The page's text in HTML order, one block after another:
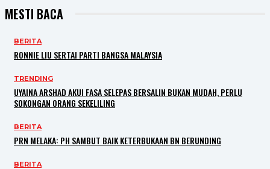
MESTI BACA
BERITA
RONNIE LIU SERTAI PARTI BANGSA MALAYSIA
TRENDING
UYAINA ARSHAD AKUI FASA SELEPAS BERSALIN BUKAN MUDAH, PERLU
SOKONGAN ORANG SEKELILING
BERITA
PRN MELAKA: PH SAMBUT BAIK KETERBUKAAN BN BERUNDING
BERITA